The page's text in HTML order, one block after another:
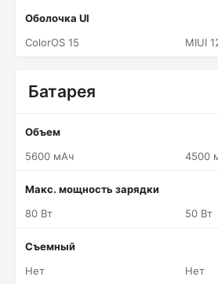
Оболочка UI
ColorOS 15
MIUI
Батарея
Объем
5600 мАч
4500
Макс. мощность зарядки
80 Вт
50 Вт
Съемный
Нет
Нет